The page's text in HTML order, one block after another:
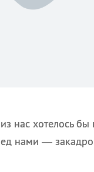
нас хотелось
нами —